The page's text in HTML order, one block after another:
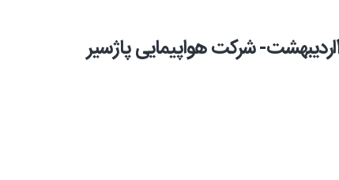
نرخ ویژه تور کیش 4 روزه چهارشنبه 18اردیبهشت- شرکت هواپیمایی پاژسیر